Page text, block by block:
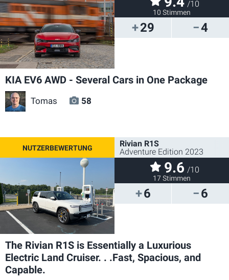
29 4
/10
10 Stimmen
KIA EV6 AWD - Several Cars in One Package
Tomas 58
6 6
Rivian R1S
Adventure Edition 2023
9.6 /10
17 Stimmen
The Rivian R1S is Essentially a Luxurious
Electric Land Cruiser. . .Fast, Spacious, and
Capable.